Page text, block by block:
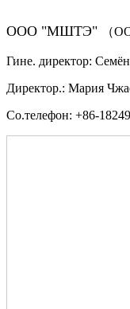
ООО "МШТЭ" （
Гине. директор:
Директор.: Мария
Со.телефон: +86-